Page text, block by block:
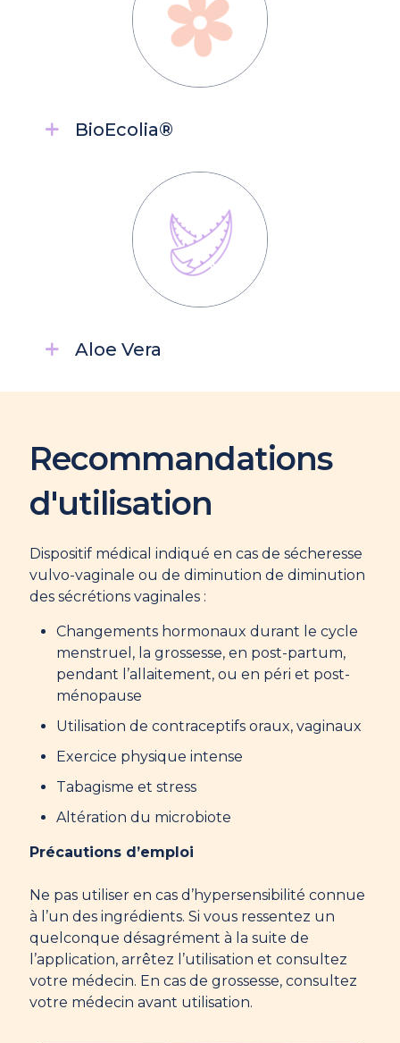
BioEcolia®
Aloe Vera
Recommandations
d'utilisation
Dispositif médical indiqué en cas de sécheresse
vulvo-vaginale ou de diminution de diminution
des sécrétions vaginales :
Changements hormonaux durant le cycle
menstruel, la grossesse, en post-partum,
pendant l’allaitement, ou en péri et post-
ménopause
Utilisation de contraceptifs oraux, vaginaux
Exercice physique intense
Tabagisme et stress
Altération du microbiote
Précautions d’emploi
Ne pas utiliser en cas d’hypersensibilité connue
à l’un des ingrédients. Si vous ressentez un
quelconque désagrément à la suite de
l’application, arrêtez l’utilisation et consultez
votre médecin. En cas de grossesse, consultez
votre médecin avant utilisation.